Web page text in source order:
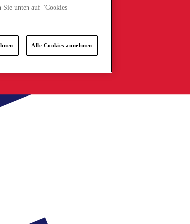
unten auf "Cookies
Alle Cookies annehmen